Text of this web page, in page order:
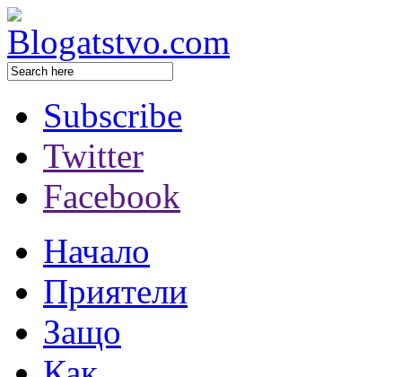
Subscribe
Twitter
Facebook
Начало
Приятели
Защо